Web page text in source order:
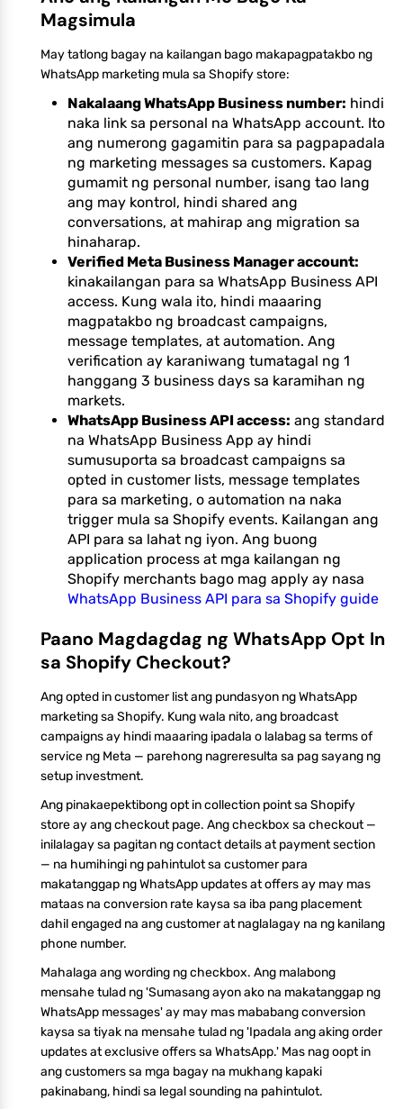
Magsimula
May tatlong bagay na kailangan bago makapagpatakbo ng
WhatsApp marketing mula sa Shopify store:
Nakalaang WhatsApp Business number: hindi
naka link sa personal na WhatsApp account. Ito
ang numerong gagamitin para sa pagpapadala
ng marketing messages sa customers. Kapag
gumamit ng personal number, isang tao lang
ang may kontrol, hindi shared ang
conversations, at mahirap ang migration sa
hinaharap.
Verified Meta Business Manager account:
kinakailangan para sa WhatsApp Business API
access. Kung wala ito, hindi maaaring
magpatakbo ng broadcast campaigns,
message templates, at automation. Ang
verification ay karaniwang tumatagal ng 1
hanggang 3 business days sa karamihan ng
markets.
WhatsApp Business API access: ang standard
na WhatsApp Business App ay hindi
sumusuporta sa broadcast campaigns sa
opted in customer lists, message templates
para sa marketing, o automation na naka
trigger mula sa Shopify events. Kailangan ang
API para sa lahat ng iyon. Ang buong
application process at mga kailangan ng
Shopify merchants bago mag apply ay nasa
WhatsApp Business API para sa Shopify guide
Paano Magdagdag ng WhatsApp Opt In
sa Shopify Checkout?
Ang opted in customer list ang pundasyon ng WhatsApp
marketing sa Shopify. Kung wala nito, ang broadcast
campaigns ay hindi maaaring ipadala o lalabag sa terms of
service ng Meta — parehong nagreresulta sa pag sayang ng
setup investment.
Ang pinakaepektibong opt in collection point sa Shopify
store ay ang checkout page. Ang checkbox sa checkout —
inilalagay sa pagitan ng contact details at payment section
— na humihingi ng pahintulot sa customer para
makatanggap ng WhatsApp updates at offers ay may mas
mataas na conversion rate kaysa sa iba pang placement
dahil engaged na ang customer at naglalagay na ng kanilang
phone number.
Mahalaga ang wording ng checkbox. Ang malabong
mensahe tulad ng 'Sumasang ayon ako na makatanggap ng
WhatsApp messages' ay may mas mababang conversion
kaysa sa tiyak na mensahe tulad ng 'Ipadala ang aking order
updates at exclusive offers sa WhatsApp.' Mas nag oopt in
ang customers sa mga bagay na mukhang kapaki
pakinabang, hindi sa legal sounding na pahintulot.